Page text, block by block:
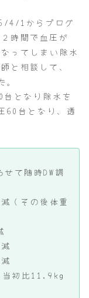
4/1からプログ
時間で血圧が
ってしまい除水
と相談して、
となり除水を
60台となり、透
て随時DW調
（その後体重
初比11.9kg